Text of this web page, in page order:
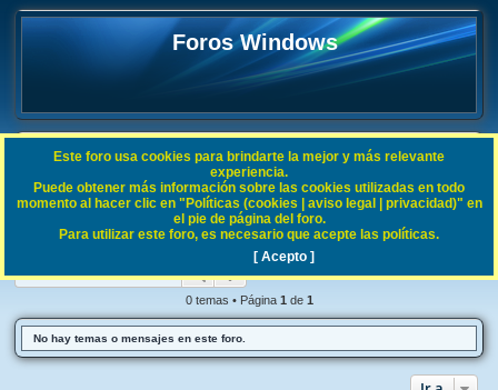
Foros Windows
FAQ
Índice general Noticias
B
r
Noticias
BuscarBúsqueda avanzada
0 temas • Página 1 de 1
No hay temas o mensajes en este foro.
Este foro usa cookies para brindarte la mejor y más relevante
experiencia.
Puede obtener más información sobre las cookies utilizadas en todo
momento al hacer clic en "Políticas (cookies | aviso legal | privacidad)" en
el pie de página del foro.
Para utilizar este foro, es necesario que acepte las políticas.
[ Acepto ]